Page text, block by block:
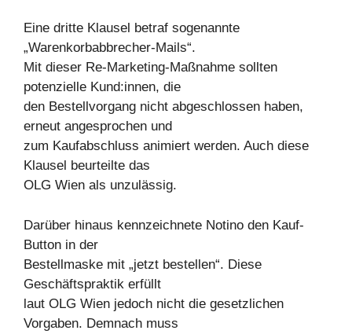
Eine dritte Klausel betraf sogenannte
„Warenkorbabbrecher-Mails“.
Mit dieser Re-Marketing-Maßnahme sollten
potenzielle Kund:innen, die
den Bestellvorgang nicht abgeschlossen haben,
erneut angesprochen und
zum Kaufabschluss animiert werden. Auch diese
Klausel beurteilte das
OLG Wien als unzulässig.
Darüber hinaus kennzeichnete Notino den Kauf-
Button in der
Bestellmaske mit „jetzt bestellen“. Diese
Geschäftspraktik erfüllt
laut OLG Wien jedoch nicht die gesetzlichen
Vorgaben. Demnach muss